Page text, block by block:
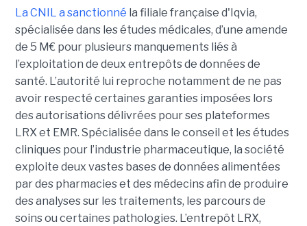
La CNIL a sanctionné la filiale française d'Iqvia,
spécialisée dans les études médicales, d’une amende
de 5 M€ pour plusieurs manquements liés à
l’exploitation de deux entrepôts de données de
santé. L’autorité lui reproche notamment de ne pas
avoir respecté certaines garanties imposées lors
des autorisations délivrées pour ses plateformes
LRX et EMR. Spécialisée dans le conseil et les études
cliniques pour l’industrie pharmaceutique, la société
exploite deux vastes bases de données alimentées
par des pharmacies et des médecins afin de produire
des analyses sur les traitements, les parcours de
soins ou certaines pathologies. L’entrepôt LRX,